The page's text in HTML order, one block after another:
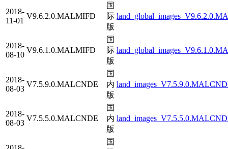
2018-
11-01
V9.6.2.0.MALMIFD
国
际
版
2018-
08-10
V9.6.1.0.MALMIFD
国
际
版
2018-
08-03
V7.5.9.0.MALCNDE
国
内
版
2018-
08-03
V7.5.5.0.MALCNDE
国
内
版
国